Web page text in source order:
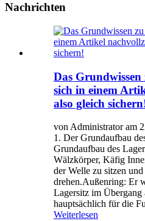
Nachrichten
Das
sich in einem
also gleich
von Administrator am
1. Der Grundaufbau
Grundaufbau des
Wälzkörper, Käfig
der Welle zu sitzen
drehen.Außenring: Er
Lagersitz im Übergang
hauptsächlich für die
Weiterlesen